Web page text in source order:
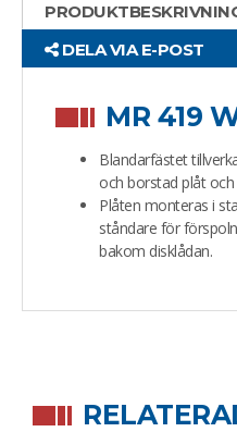
DELA VIA E-POST
MR 419
Blandarfästet
och borstad plåt
Plåten monteras i
ståndare för
bakom disklådan.